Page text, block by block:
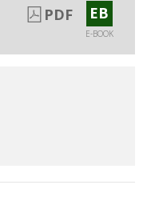
PDF EB
E-BOOK